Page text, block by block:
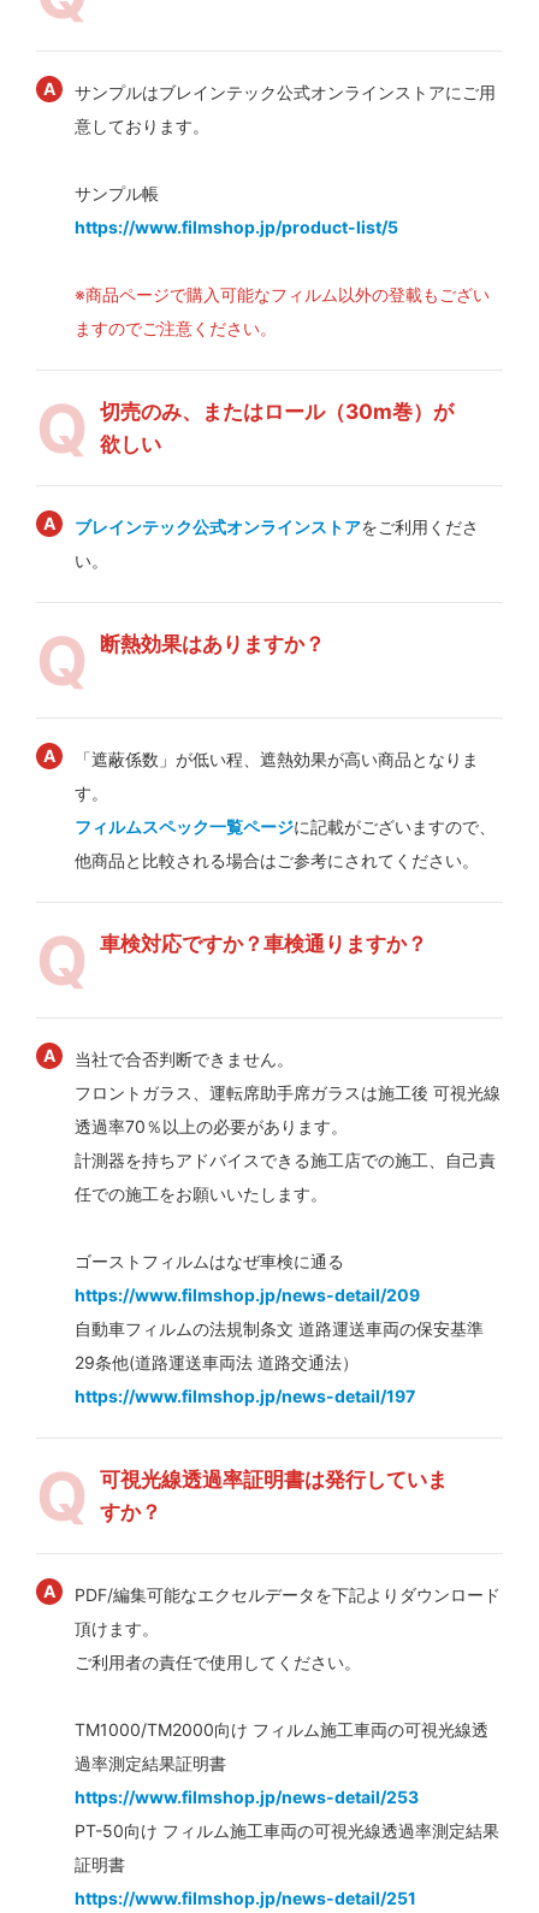
サンプルはブレインテック公式オンラインストアにご用
意しております。
サンプル帳
https://www.filmshop.jp/product-list/5
※商品ページで購入可能なフィルム以外の登載もござい
ますのでご注意ください。
切売のみ、またはロール（30m巻）が
欲しい
ブレインテック公式オンラインストアをご利用くださ
い。
断熱効果はありますか？
「遮蔽係数」が低い程、遮熱効果が高い商品となりま
す。
フィルムスペック一覧ページに記載がございますので、
他商品と比較される場合はご参考にされてください。
車検対応ですか？車検通りますか？
当社で合否判断できません。
フロントガラス、運転席助手席ガラスは施工後 可視光線
透過率70％以上の必要があります。
計測器を持ちアドバイスできる施工店での施工、自己責
任での施工をお願いいたします。
ゴーストフィルムはなぜ車検に通る
https://www.filmshop.jp/news-detail/209
自動車フィルムの法規制条文 道路運送車両の保安基準
29条他(道路運送車両法 道路交通法）
https://www.filmshop.jp/news-detail/197
可視光線透過率証明書は発行していま
すか？
PDF/編集可能なエクセルデータを下記よりダウンロード
頂けます。
ご利用者の責任で使用してください。
TM1000/TM2000向け フィルム施工車両の可視光線透
過率測定結果証明書
https://www.filmshop.jp/news-detail/253
PT-50向け フィルム施工車両の可視光線透過率測定結果
証明書
https://www.filmshop.jp/news-detail/251